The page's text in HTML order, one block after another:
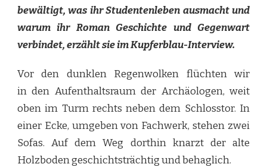
bewältigt, was ihr Studentenleben ausmacht und
warum ihr Roman Geschichte und Gegenwart
verbindet, erzählt sie im Kupferblau-Interview.
Vor den dunklen Regenwolken flüchten wir
in den Aufenthaltsraum der Archäologen, weit
oben im Turm rechts neben dem Schlosstor. In
einer Ecke, umgeben von Fachwerk, stehen zwei
Sofas. Auf dem Weg dorthin knarzt der alte
Holzboden geschichtsträchtig und behaglich.